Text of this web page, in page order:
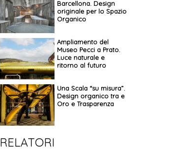
Barcellona. Design
originale per lo Spazio
Organico
Ampliamento del
Museo Pecci a Prato.
Luce naturale e
ritorno al futuro
Una Scala “su misura”.
Design organico tra e
Oro e Trasparenza
RELATORI